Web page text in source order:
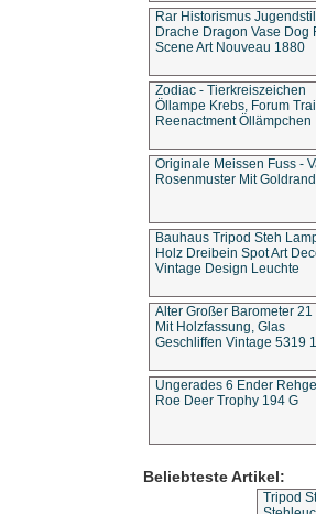
Rar Historismus Jugendstil
Drache Dragon Vase Dog
Scene Art Nouveau 1880
Zodiac - Tierkreiszeichen
Öllampe Krebs, Forum
Reenactment Öllämpchen
Originale Meissen Fuss -
Rosenmuster Mit Goldrand
Bauhaus Tripod Steh
Holz Dreibein Spot Art
Vintage Design Leuchte
Alter Großer Barometer 21
Mit Holzfassung, Glas
Geschliffen Vintage 5319
Ungerades 6 Ender
Roe Deer Trophy 194 G
Beliebteste Artikel:
Tripod